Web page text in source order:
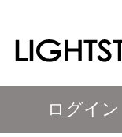
ログイン